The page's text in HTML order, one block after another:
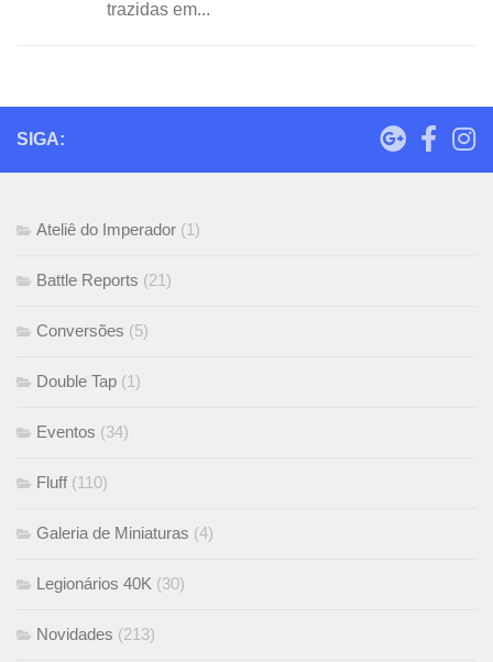
trazidas em...
SIGA:
Ateliê do Imperador (1)
Battle Reports (21)
Conversões (5)
Double Tap (1)
Eventos (34)
Fluff (110)
Galeria de Miniaturas (4)
Legionários 40K (30)
Novidades (213)